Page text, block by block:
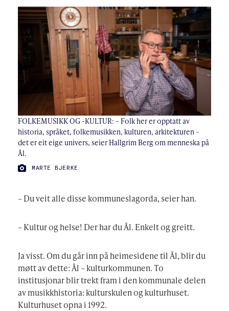
FOLKEMUSIKK OG -KULTUR: – Folk her er opptatt av
historia, språket, folkemusikken, kulturen, arkitekturen –
det er eit eige univers, seier Hallgrim Berg om menneska på
Ål.
FOTO:
MARTE BJERKE
– Du veit alle disse kommuneslagorda, seier han.
– Kultur og helse! Der har du Ål. Enkelt og greitt.
Ja visst. Om du går inn på heimesidene til Ål, blir du
møtt av dette: Ål – kulturkommunen. To
institusjonar blir trekt fram i den kommunale delen
av musikkhistoria: kulturskulen og kulturhuset.
Kulturhuset opna i 1992.